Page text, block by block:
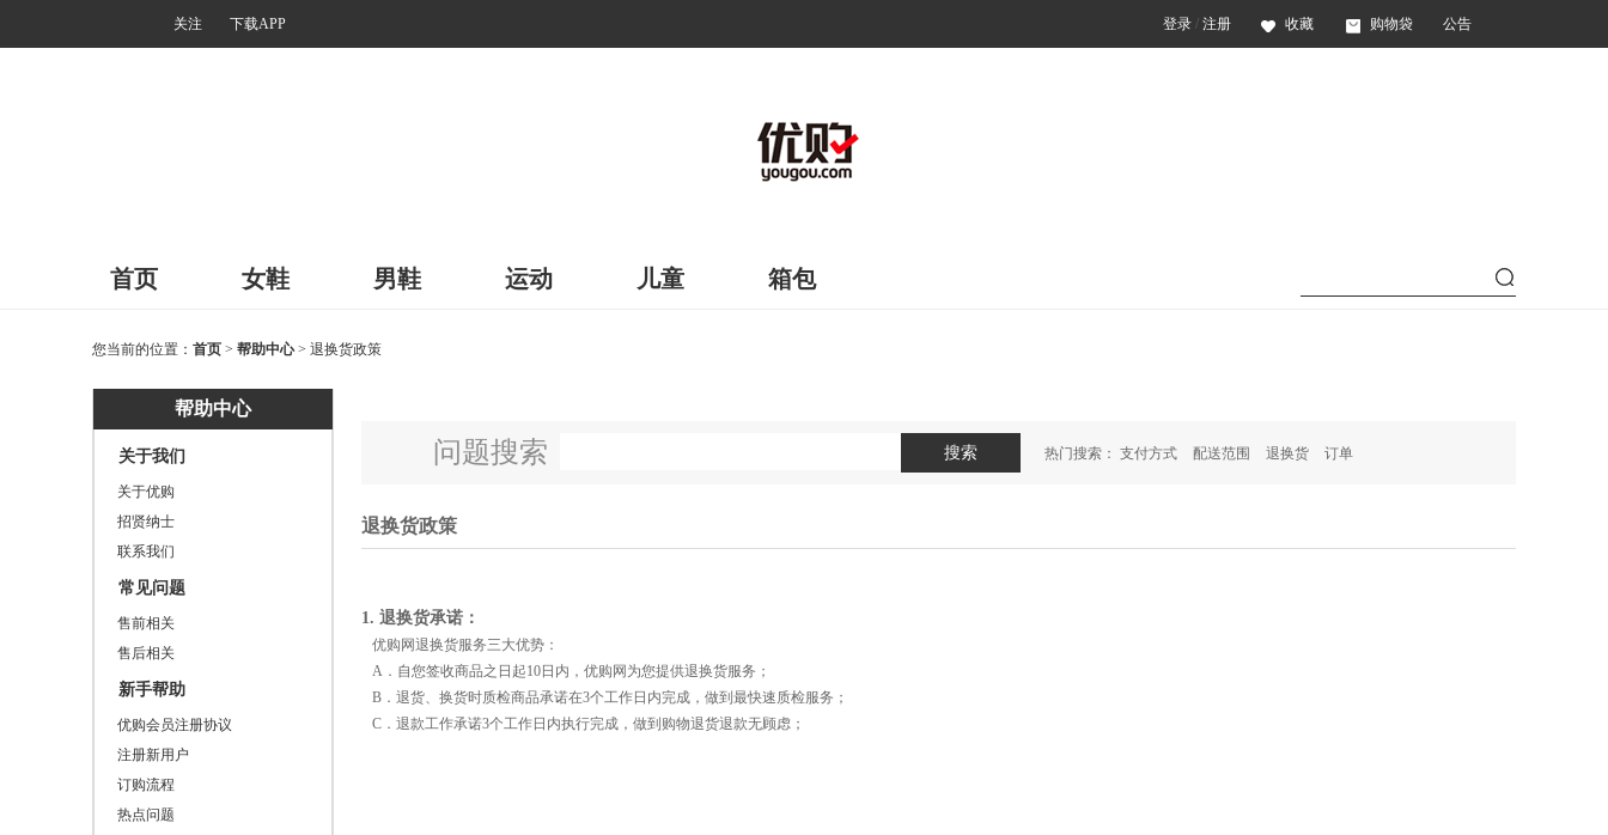
关注 下载APP 登录 / 注册 收藏 购物袋 公告
首页 女鞋 男鞋 运动 儿童 箱包
您当前的位置： 首页 > 帮助中心> 退换货政策
帮助中心
关于我们
关于优购
招贤纳士
联系我们
常见问题
售前相关
售后相关
新手帮助
优购会员注册协议
注册新用户
订购流程
热点问题
问题搜索 搜索 热门搜索： 支付方式 配送范围 退换货 订单
退换货政策
1. 退换货承诺：
优购网退换货服务三大优势：
A．自您签收商品之日起10日内，优购网为您提供退换货服务；
B．退货、换货时质检商品承诺在3个工作日内完成，做到最快速质检服务；
C．退款工作承诺3个工作日内执行完成，做到购物退货退款无顾虑；